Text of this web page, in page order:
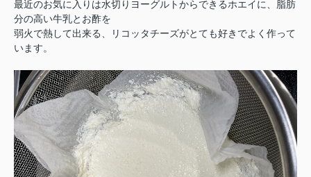
最近のお気に入りは水切りヨーグルトからできるホエイに、脂肪
分の高い牛乳とお酢を
弱火で熱して出来る、
リコッタチーズがとても好きでよく作って
います。